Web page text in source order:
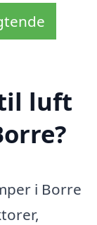
luft
i Borre